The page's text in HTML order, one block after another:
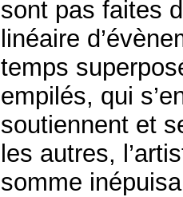
sont pas faites
linéaire
temps
empilés, qui
soutiennent et
les autres,
somme